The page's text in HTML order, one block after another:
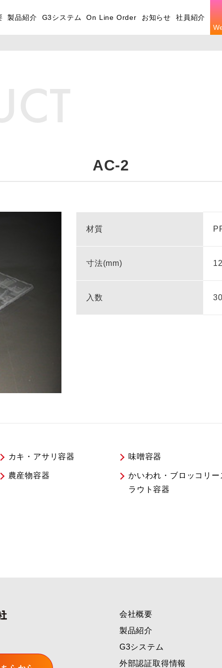
製品紹介 G3システム On Line Order お知らせ
社員紹介
AC-2
材質
寸法(mm)
入数
カキ・アサリ容器 味噌容器
農産物容器
かいわれ・ブロッコリー
ラウト容器
会社概要
製品紹介
G3システム
外部認証取得情報